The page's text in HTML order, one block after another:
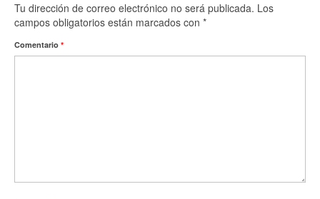
Tu dirección de correo electrónico no será publicada. Los
campos obligatorios están marcados con *
Comentario *